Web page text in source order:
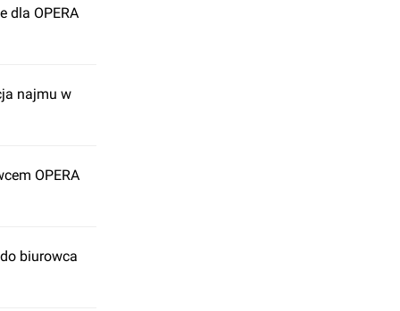
dla OPERA
najmu w
OPERA
biurowca